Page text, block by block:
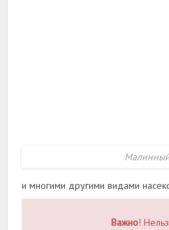
и многими другими видами
Важно!